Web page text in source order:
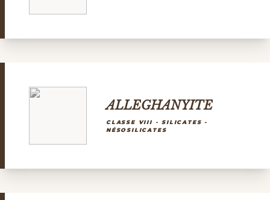
ALLEGHANYITE
CLASSE VIII - SILICATES -
NÉSOSILICATES